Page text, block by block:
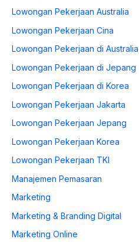
Lowongan Pekerjaan Australia
Lowongan Pekerjaan Cina
Lowongan Pekerjaan di Australia
Lowongan Pekerjaan di Jepang
Lowongan Pekerjaan di Korea
Lowongan Pekerjaan Jakarta
Lowongan Pekerjaan Jepang
Lowongan Pekerjaan Korea
Lowongan Pekerjaan TKI
Manajemen Pemasaran
Marketing
Marketing & Branding Digital
Marketing Online